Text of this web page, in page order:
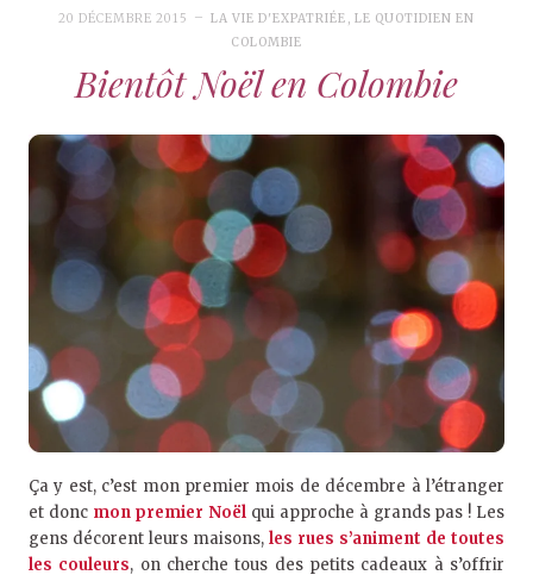
20 DÉCEMBRE 2015 LA VIE D'EXPATRIÉE , LE QUOTIDIEN EN
COLOMBIE
Bientôt Noël en Colombie
Ça y est, c’est mon premier mois de décembre à l’étranger
et donc mon premier Noël qui approche à grands pas ! Les
gens décorent leurs maisons, les rues s’animent de toutes
les couleurs, on cherche tous des petits cadeaux à s’offrir